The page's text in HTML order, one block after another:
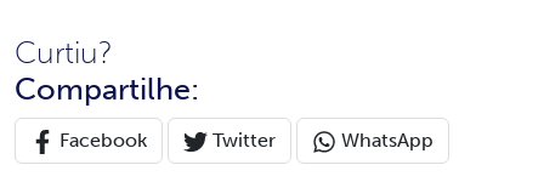
Curtiu?
Compartilhe:
Facebook Twitter WhatsApp